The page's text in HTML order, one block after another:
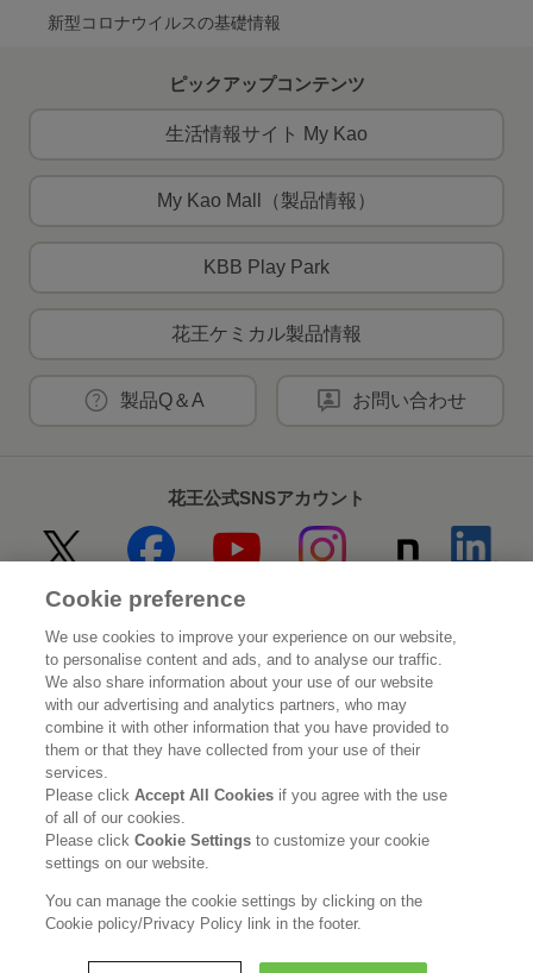
新型コロナウイルスの基礎情報
ピックアップコンテンツ
生活情報サイト My Kao
My Kao Mall（製品情報）
KBB Play Park
花王ケミカル製品情報
製品Q＆A お問い合わせ
花王公式SNSアカウント
Home 花王について
サステナビリティ イノベーション
ブランド 投資家情報
ニュースルーム 採用情報
利用規約 花王のアクセシビリティ 個人情報保護方針
利用者情報の外部送信 ソーシャルメディアポリシー
Cookie preference
We use cookies to improve your experience on our website,
to personalise content and ads, and to analyse our traffic.
We also share information about your use of our website
with our advertising and analytics partners, who may
combine it with other information that you have provided to
them or that they have collected from your use of their
services.
Please clickAccept All Cookies if you agree with the use
of all of our cookies.
Please clickCookie Settingsto customize your cookie
settings on our website.
You can manage the cookie settings by clicking on the
Cookie policy/Privacy Policy link in the footer.